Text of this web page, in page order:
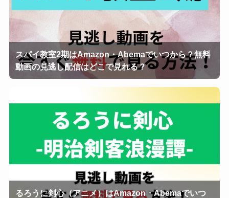
スパイ教室2期はAmazon・Abemaでいつから？無料
動画の見逃し配信はどこで見れる？
るろうに剣心（アニメ）はAmazon・Abemaでいつ